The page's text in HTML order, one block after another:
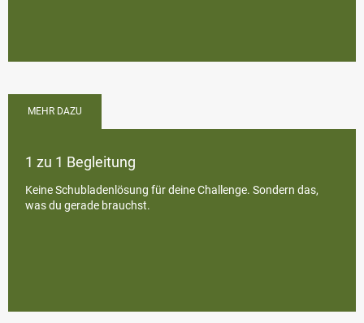
MEHR DAZU
1 zu 1 Begleitung
Keine Schubladenlösung für deine Challenge. Sondern das,
was du gerade brauchst.